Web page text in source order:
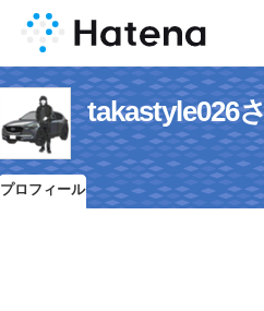
takastyle026
プロフィール